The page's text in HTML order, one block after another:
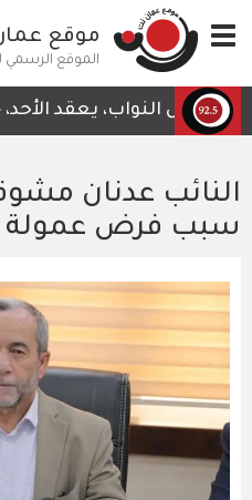
إلى
المحتوى
الرئيسي
Toggle
navigation
موقع
الموقع الرسمي
النواب، يعقد الأحد،
النائب عدنان
سبب فرض عمولة